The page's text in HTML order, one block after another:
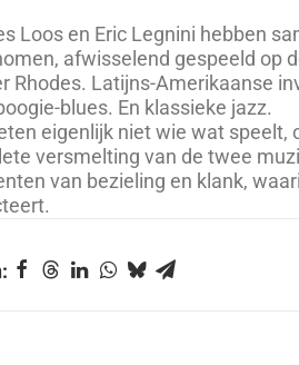
Loos en Eric Legnini hebben
afwisselend gespeeld op
Rhodes. Latijns-Amerikaanse
blues. En klassieke jazz.
eigenlijk niet wie wat speelt,
versmelting van de twee
van bezieling en klank,